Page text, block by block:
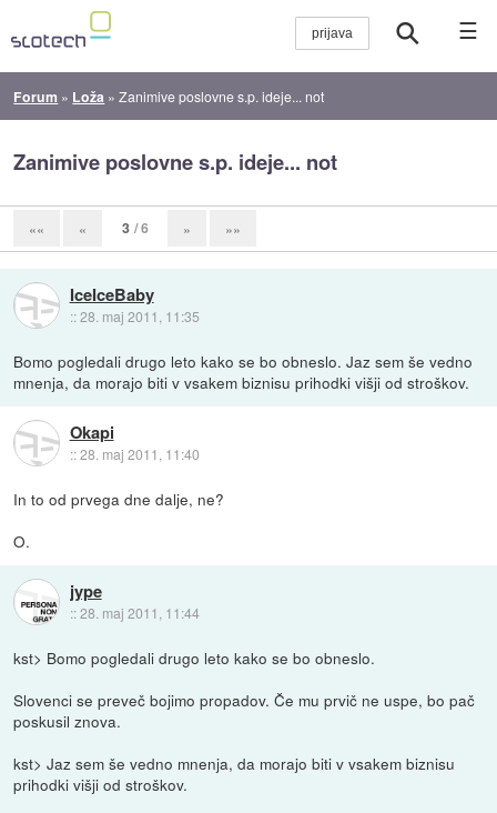
☰
Forum » Loža »Zanimive poslovne s.p. ideje... not
Zanimive poslovne s.p. ideje... not
«« « 3 / 6 » »»
IceIceBaby
::28. maj 2011, 11:35
Bomo pogledali drugo leto kako se bo obneslo. Jaz sem še vedno
mnenja, da morajo biti v vsakem biznisu prihodki višji od stroškov.
Okapi
::28. maj 2011, 11:40
In to od prvega dne dalje, ne?
O.
jype
::28. maj 2011, 11:44
kst> Bomo pogledali drugo leto kako se bo obneslo.
Slovenci se preveč bojimo propadov. Če mu prvič ne uspe, bo pač
poskusil znova.
kst> Jaz sem še vedno mnenja, da morajo biti v vsakem biznisu
prihodki višji od stroškov.